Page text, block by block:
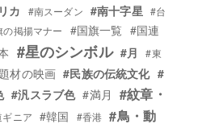
カ #南スーダン #南十字星 #台
の掲揚マナー #国旗一覧 #国連
#星のシンボル #月
#東
材の映画 #民族の伝統文化 #
#汎スラブ色 #満月
#紋章・
ニア #韓国 #香港 #鳥・動